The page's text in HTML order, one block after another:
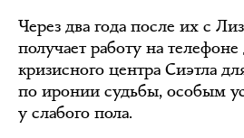
Через два года после их с
получает работу на
кризисного центра Сиэтла
по иронии судьбы, особым
у слабого пола.